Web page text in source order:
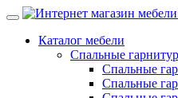
Каталог мебели
Спальные
Спальные
Спальные